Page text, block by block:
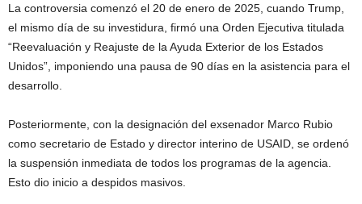
La controversia comenzó el 20 de enero de 2025, cuando Trump,
el mismo día de su investidura, firmó una Orden Ejecutiva titulada
“Reevaluación y Reajuste de la Ayuda Exterior de los Estados
Unidos”, imponiendo una pausa de 90 días en la asistencia para el
desarrollo.
Posteriormente, con la designación del exsenador Marco Rubio
como secretario de Estado y director interino de USAID, se ordenó
la suspensión inmediata de todos los programas de la agencia.
Esto dio inicio a despidos masivos.